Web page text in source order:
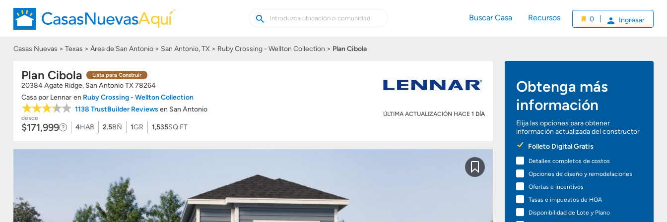
Buscar
casas
Buscar
Buscar Casa Recursos 0 Ingresar
Casas Nuevas Texas Área de San Antonio San Antonio, TX Ruby Crossing - Wellton Collection Plan Cibola
Plan Cibola Lista para Construir
20384 Agate Ridge, San AntonioTX78264
Casa por Lennar en Ruby Crossing - Wellton Collection
1138 TrustBuilder Reviews en San Antonio
ÚLTIMA ACTUALIZACIÓN HACE 1 DÍA
desde
$171,999 4HAB 2.5BÑ 1GR 1,535SQ FT
Obtenga más
información
Elija las opciones para obtener
información actualizada del constructor
Preferred
Options
Folleto Digital Gratis
Detalles completos de costos
Opciones de diseño y remodelaciones
Ofertas e incentivos
Tasas e impuestos de HOA
Disponibilidad de Lote y Plano
Guardar